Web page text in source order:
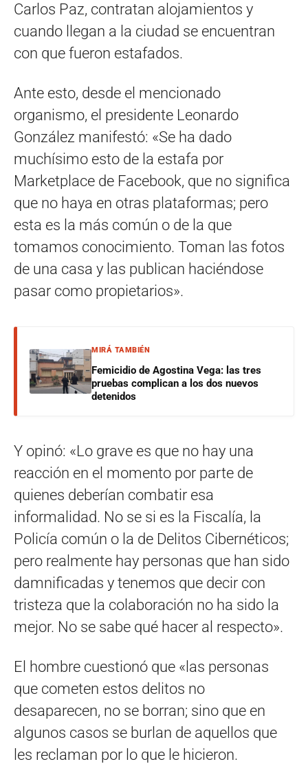
Carlos Paz, contratan alojamientos y
cuando llegan a la ciudad se encuentran
con que fueron estafados.
Ante esto, desde el mencionado
organismo, el presidente Leonardo
González manifestó: «Se ha dado
muchísimo esto de la estafa por
Marketplace de Facebook, que no significa
que no haya en otras plataformas; pero
esta es la más común o de la que
tomamos conocimiento. Toman las fotos
de una casa y las publican haciéndose
pasar como propietarios».
MIRÁ TAMBIÉN
Femicidio de Agostina Vega: las tres
pruebas complican a los dos nuevos
detenidos
Y opinó: «Lo grave es que no hay una
reacción en el momento por parte de
quienes deberían combatir esa
informalidad. No se si es la Fiscalía, la
Policía común o la de Delitos Cibernéticos;
pero realmente hay personas que han sido
damnificadas y tenemos que decir con
tristeza que la colaboración no ha sido la
mejor. No se sabe qué hacer al respecto».
El hombre cuestionó que «las personas
que cometen estos delitos no
desaparecen, no se borran; sino que en
algunos casos se burlan de aquellos que
les reclaman por lo que le hicieron.